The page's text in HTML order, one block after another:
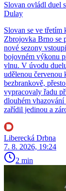
Slovan ovládl duel
Dulay
Slovan se ve třetím
Zbrojovka Brno se
nové sezony
bojovném výkonu
vlnu. V úvodu
udělenou
bezbrankově,
vypracovaly řadu
dlouhém
zařídil jedinou a
Liberecká Drbna
7. 8. 2026, 19:24
2 min